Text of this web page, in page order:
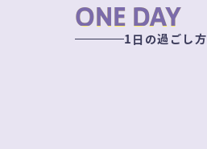
ONE DAY
1日の過ごし方